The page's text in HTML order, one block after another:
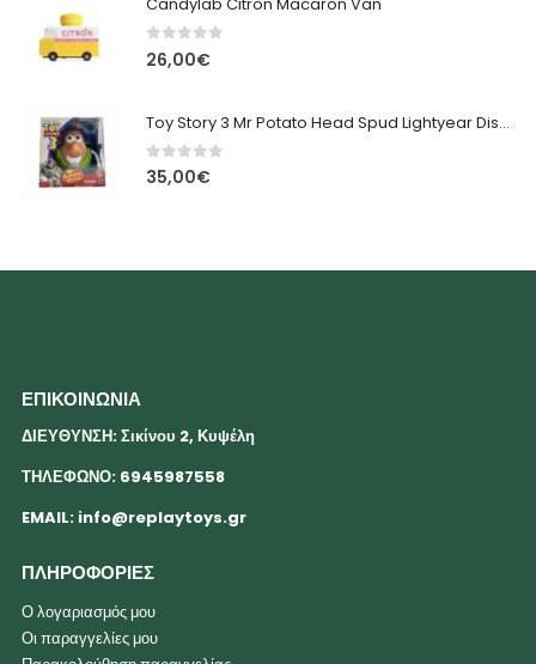
0out of 5
26,00€
Toy Story 3 Mr Potato Head Spud Lightyear Disney
0out of 5
35,00€
ΕΠΙΚΟΙΝΩΝΙΑ
ΔΙΕΥΘΥΝΣΗ: Σικίνου 2, Κυψέλη
ΤΗΛΕΦΩΝΟ: 6945987558
EMAIL: info@replaytoys.gr
ΠΛΗΡΟΦΟΡΙΕΣ
Ο λογαριασμός μου
Οι παραγγελίες μου